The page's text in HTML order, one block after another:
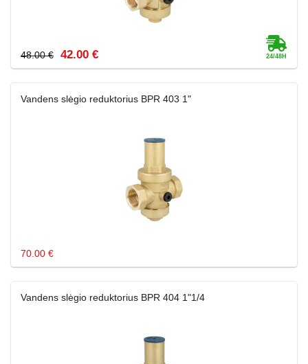
48.00 € 42.00 €
Vandens slėgio reduktorius BPR 403 1"
70.00 €
Vandens slėgio reduktorius BPR 404 1"1/4